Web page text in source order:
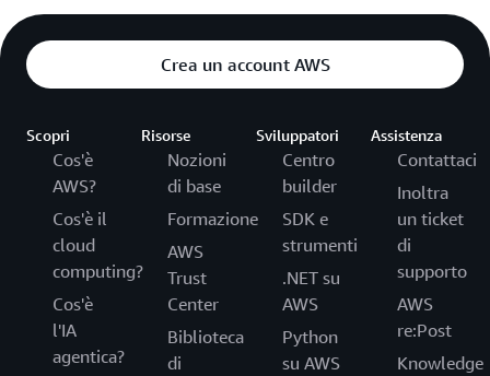
Crea un account AWS
Scopri
Cos'è
AWS?
Cos'è il
cloud
computing?
Cos'è
l'IA
agentica?
Risorse
Nozioni
di base
Formazione
AWS
Trust
Center
Biblioteca
di
Sviluppatori
Centro
builder
SDK e
strumenti
.NET su
AWS
Python
su AWS
Assistenza
Contattaci
Inoltra
un ticket
di
supporto
AWS
re:Post
Knowledge